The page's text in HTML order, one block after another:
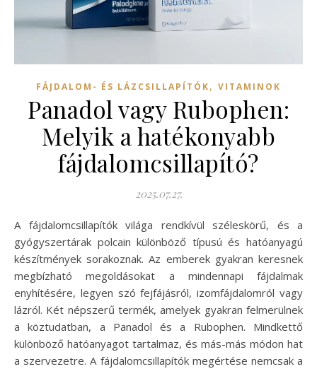
FÁJDALOM- ÉS LÁZCSILLAPÍTÓK, VITAMINOK
Panadol vagy Rubophen:
Melyik a hatékonyabb
fájdalomcsillapító?
2025.07.27.
A fájdalomcsillapítók világa rendkívül széleskörű, és a
gyógyszertárak polcain különböző típusú és hatóanyagú
készítmények sorakoznak. Az emberek gyakran keresnek
megbízható megoldásokat a mindennapi fájdalmak
enyhítésére, legyen szó fejfájásról, izomfájdalomról vagy
lázról. Két népszerű termék, amelyek gyakran felmerülnek
a köztudatban, a Panadol és a Rubophen. Mindkettő
különböző hatóanyagot tartalmaz, és más-más módon hat
a szervezetre. A fájdalomcsillapítók megértése nemcsak a